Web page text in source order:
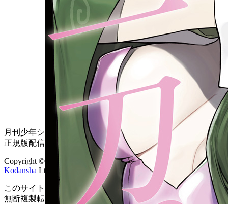
月刊少年シリウス公式サイトは
正規版配信サイトマークを取得したサービスです。
Copyright © 2008-2026
Kodansha Ltd. All Rights Reserved.
このサイトのデータの著作権は講談社が保有します。
無断複製転載放送等は禁止します。